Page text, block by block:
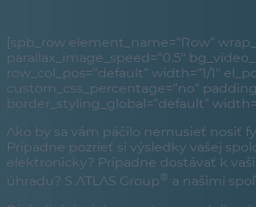
[spb_row element_name=“Row“
parallax_image_speed=“0.5″
row_col_pos=“default“ width=“1/1″
custom_css_percentage=“no“
border_styling_global=“default“
Ako by sa vám páčilo nemusieť nosiť
Prípadne pozrieť si výsledky vašej
elektronicky? Prípadne dostávať k
úhradu? S ATLAS Group® a našimi